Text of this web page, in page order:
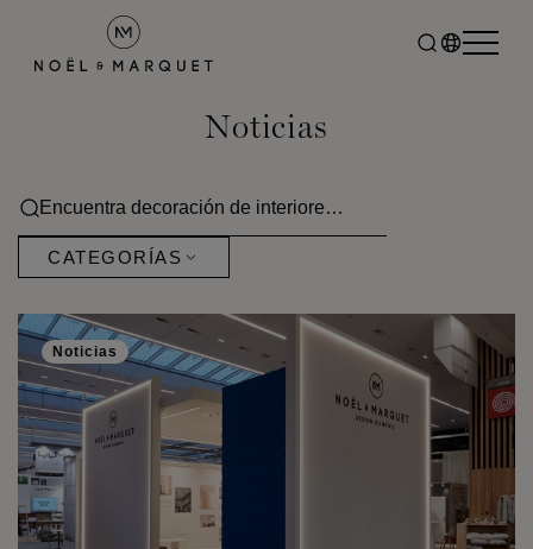
Noticias
CATEGORÍAS
Noticias